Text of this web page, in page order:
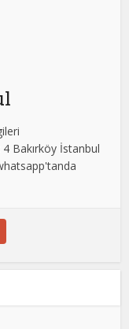
Bakırköy İstanbul